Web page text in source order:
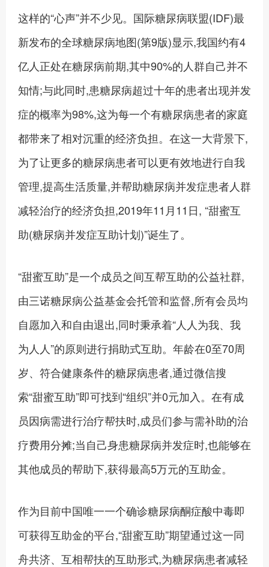
这样的“心声”并不少见。国际糖尿病联盟(IDF)最
新发布的全球糖尿病地图(第9版)显示,我国约有4
亿人正处在糖尿病前期,其中90%的人群自己并不
知情;与此同时,患糖尿病超过十年的患者出现并发
症的概率为98%,这为每一个有糖尿病患者的家庭
都带来了相对沉重的经济负担。在这一大背景下,
为了让更多的糖尿病患者可以更有效地进行自我
管理,提高生活质量,并帮助糖尿病并发症患者人群
减轻治疗的经济负担,2019年11月11日, “甜蜜互
助(糖尿病并发症互助计划)”诞生了。
“甜蜜互助”是一个成员之间互帮互助的公益社群,
由三诺糖尿病公益基金会托管和监督,所有会员均
自愿加入和自由退出,同时秉承着“人人为我、我
为人人”的原则进行捐助式互助。年龄在0至70周
岁、符合健康条件的糖尿病患者,通过微信搜
索“甜蜜互助”即可找到“组织”并0元加入。在有成
员因病需进行治疗帮扶时,成员们参与需补助的治
疗费用分摊;当自己身患糖尿病并发症时,也能够在
其他成员的帮助下,获得最高5万元的互助金。
作为目前中国唯一一个确诊糖尿病酮症酸中毒即
可获得互助金的平台,“甜蜜互助”期望通过这一同
舟共济、互相帮扶的互助形式,为糖尿病患者减轻